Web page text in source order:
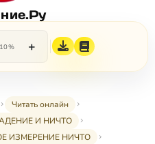
+
Читать онлайн
И НИЧТО
ИЗМЕРЕНИЕ НИЧТО